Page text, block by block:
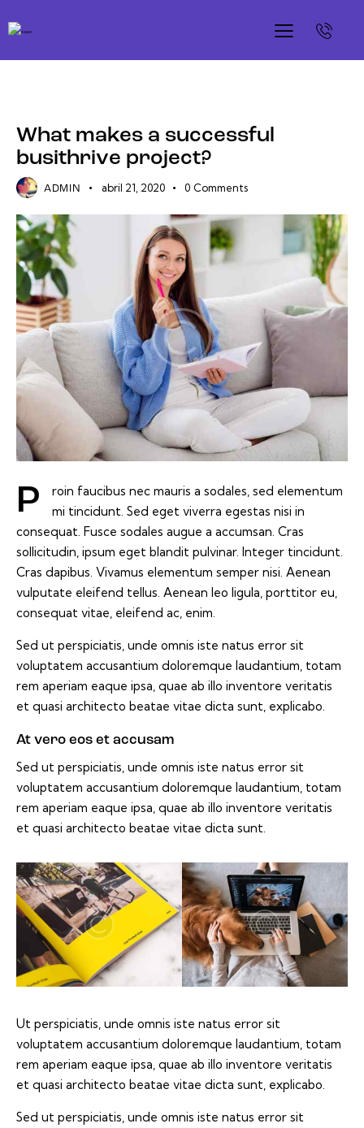
What makes a successful
busithrive project?
ADMIN abril 21, 2020 0 Comments
Proin faucibus nec mauris a sodales, sed elementum
mi tincidunt. Sed eget viverra egestas nisi in
consequat. Fusce sodales augue a accumsan. Cras
sollicitudin, ipsum eget blandit pulvinar. Integer tincidunt.
Cras dapibus. Vivamus elementum semper nisi. Aenean
vulputate eleifend tellus. Aenean leo ligula, porttitor eu,
consequat vitae, eleifend ac, enim.
Sed ut perspiciatis, unde omnis iste natus error sit
voluptatem accusantium doloremque laudantium, totam
rem aperiam eaque ipsa, quae ab illo inventore veritatis
et quasi architecto beatae vitae dicta sunt, explicabo.
At vero eos et accusam
Sed ut perspiciatis, unde omnis iste natus error sit
voluptatem accusantium doloremque laudantium, totam
rem aperiam eaque ipsa, quae ab illo inventore veritatis
et quasi architecto beatae vitae dicta sunt.
Ut perspiciatis, unde omnis iste natus error sit
voluptatem accusantium doloremque laudantium, totam
rem aperiam eaque ipsa, quae ab illo inventore veritatis
et quasi architecto beatae vitae dicta sunt, explicabo.
Sed ut perspiciatis, unde omnis iste natus error sit